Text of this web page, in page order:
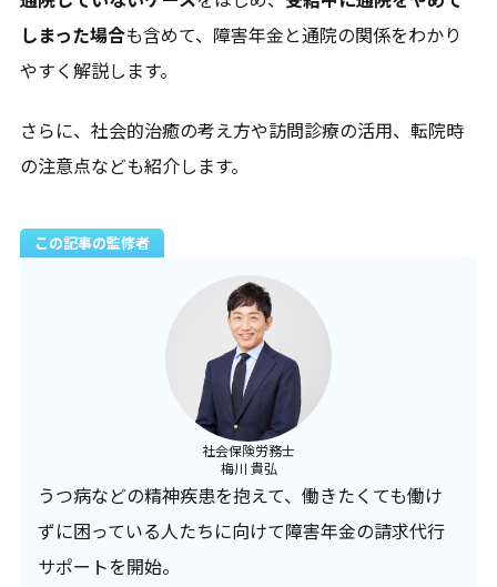
しまった場合も含めて、障害年金と通院の関係をわかり
やすく解説します。
さらに、社会的治癒の考え方や訪問診療の活用、転院時
の注意点なども紹介します。
この記事の監修者
社会保険労務士
梅川 貴弘
うつ病などの精神疾患を抱えて、働きたくても働け
ずに困っている人たちに向けて障害年金の請求代行
サポートを開始。